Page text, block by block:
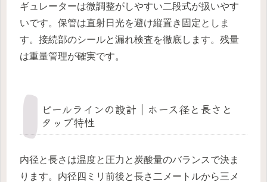
ギュレーターは微調整がしやすい二段式が扱いやす
いです。保管は直射日光を避け縦置き固定としま
す。接続部のシールと漏れ検査を徹底します。残量
は重量管理が確実です。
ビールラインの設計｜ホース径と長さと
タップ特性
内径と長さは温度と圧力と炭酸量のバランスで決ま
ります。内径四ミリ前後と長さ二メートルから三メ